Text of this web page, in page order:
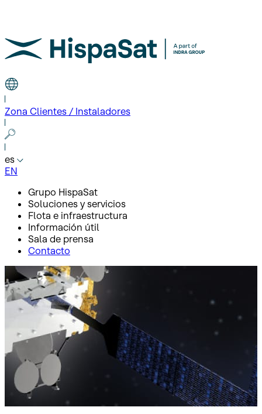
Zona Clientes / Instaladores
es
EN
Grupo HispaSat
Soluciones y servicios
Flota e infraestructura
Información útil
Sala de prensa
Contacto
Inicio Sala de prensa
Notas de prensa